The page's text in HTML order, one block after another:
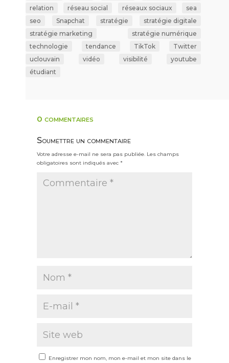
relation
réseau social réseaux sociaux
sea
seo
Snapchat stratégie
stratégie digitale
stratégie marketing
stratégie numérique
technologie
tendance TikTok
Twitter
uclouvain
vidéo visibilité
youtube
étudiant
0 commentaires
Soumettre un commentaire
Votre adresse e-mail ne sera pas publiée. Les champs
obligatoires sont indiqués avec *
Enregistrer mon nom, mon e-mail et mon site dans le